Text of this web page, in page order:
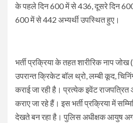
के पहले दिन 600 में से 436, दूसरे दिन
600 में से 442 अभ्यर्थी उपस्थित हुए।
भर्ती प्रक्रिया के तहत शारीरिक नाप
उपरान्त क्रिकेट बॉल थ्रो, लम्बी कूद,
कराई जा रही है। प्रत्येक इवेंट राजपत्रित
कराए जा रहे हैं। इस भर्ती प्रक्रिया में
देखते बन रहा है। पुलिस अधीक्षक आयुष